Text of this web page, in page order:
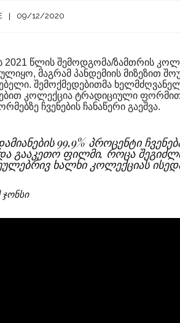
09/12/2020
წლის შემოდგომა/ზამთრის
მაგრამ პანდემიის მიზეზით
შემოქმედებითმა
კოლექცია ტრადიციული
ჩვენების ჩანაწერი გაეშვა.
99,9% პროცენტი
გააკეთო ფილმი, როცა
ხალხი კოლექციას
ჯონსი